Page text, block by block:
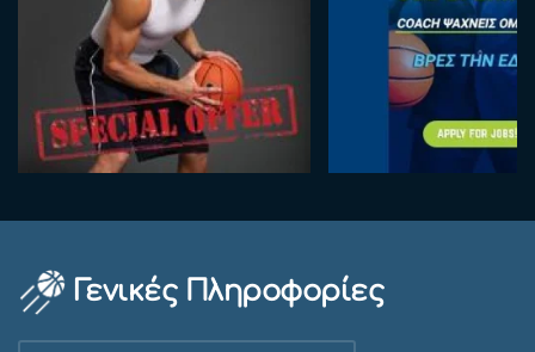
Γενικές Πληροφορίες